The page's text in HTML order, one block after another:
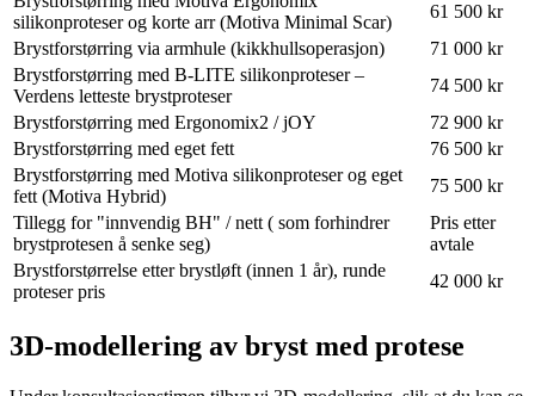
silikonproteser og korte arr (Motiva Minimal Scar)
61 500 kr
Brystforstørring via armhule (kikkhullsoperasjon)
71 000 kr
Brystforstørring med B-LITE silikonproteser –
Verdens letteste brystproteser
74 500 kr
Brystforstørring med Ergonomix2 / jOY
72 900 kr
Brystforstørring med eget fett
76 500 kr
Brystforstørring med Motiva silikonproteser og eget
fett (Motiva Hybrid)
75 500 kr
Tillegg for "innvendig BH" / nett ( som forhindrer
brystprotesen å senke seg)
Pris etter
avtale
Brystforstørrelse etter brystløft (innen 1 år), runde
proteser pris
42 000 kr
3D-modellering av bryst med protese